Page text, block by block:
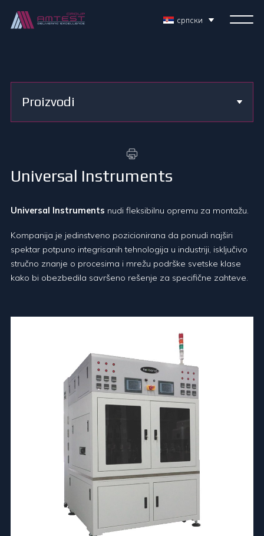
српски
Proizvodi
Universal Instruments
Universal Instruments nudi fleksibilnu opremu za montažu.
Kompanija je jedinstveno pozicionirana da ponudi najširi
spektar potpuno integrisanih tehnologija u industriji, isključivo
stručno znanje o procesima i mrežu podrške svetske klase
kako bi obezbedila savršeno rešenje za specifične zahteve.